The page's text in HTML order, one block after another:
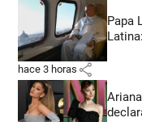
Papa
hace 3 horas share